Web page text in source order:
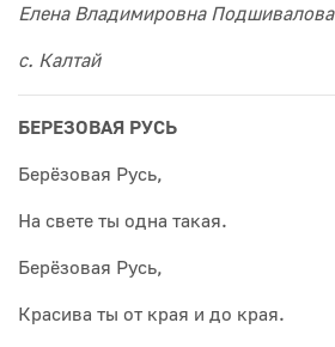
Елена Владимировна Подшивалова
с. Калтай
БЕРЕЗОВАЯ РУСЬ
Берёзовая Русь,
На свете ты одна такая.
Берёзовая Русь,
Красива ты от края и до края.